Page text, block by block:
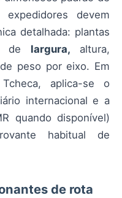
devem
detalhada: plantas
de largura, altura,
peso por eixo. Em
Tcheca, aplica-se o
internacional e a
quando disponível)
habitual de
de rota